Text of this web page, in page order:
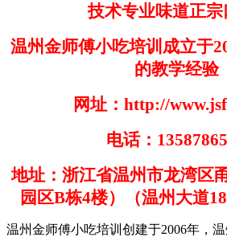
技术专业味道正宗
温州金师傅小吃培训成立于
的教学经验
网址： http://
电话：
地址：浙江省温州市龙湾区
园区B栋4楼）（温州大道18
温州金师傅小吃培训创建于2006年，温